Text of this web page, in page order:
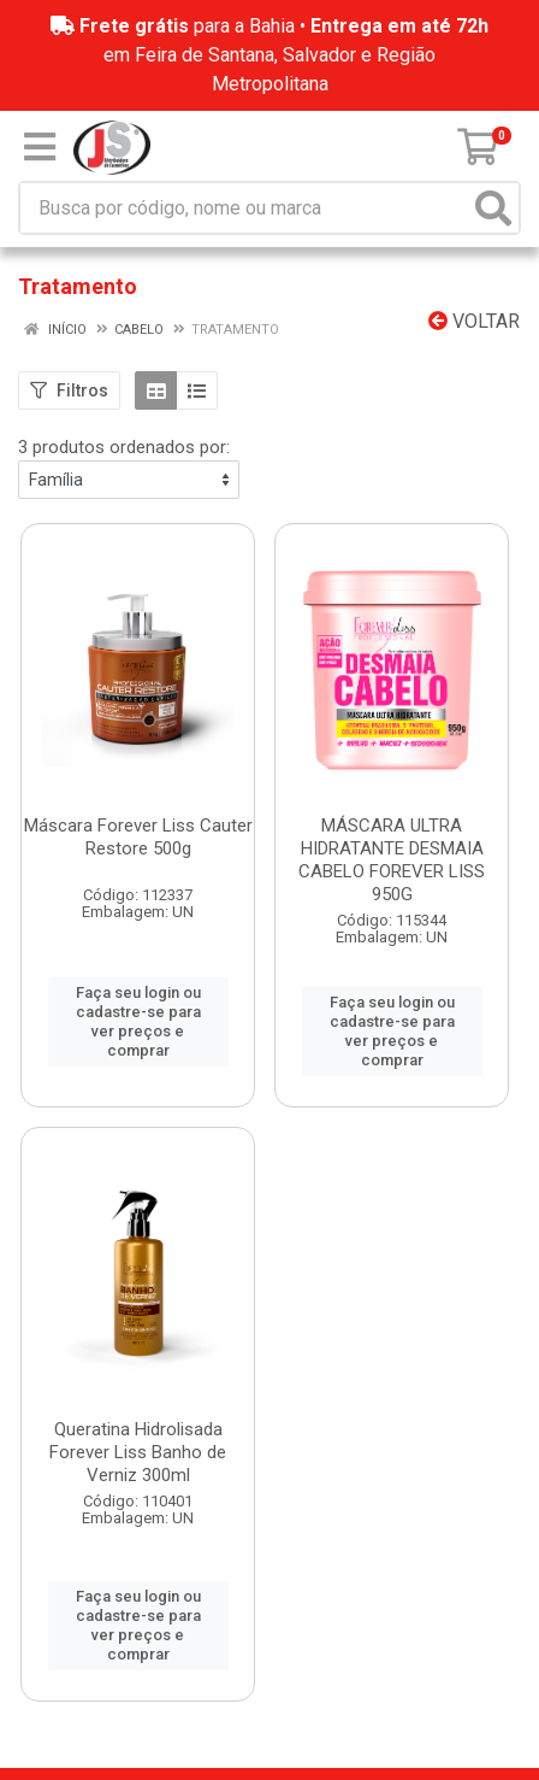
Frete grátis para a Bahia • Entrega em até 72h
em Feira de Santana, Salvador e Região
Metropolitana
0
Tratamento
VOLTAR
INÍCIO CABELO TRATAMENTO
Filtros
3 produtos ordenados por:
Máscara Forever Liss Cauter
Restore 500g
Código: 112337
Embalagem: UN
Faça seu login ou
cadastre-se para
ver preços e
comprar
MÁSCARA ULTRA
HIDRATANTE DESMAIA
CABELO FOREVER LISS
950G
Código: 115344
Embalagem: UN
Faça seu login ou
cadastre-se para
ver preços e
comprar
Queratina Hidrolisada
Forever Liss Banho de
Verniz 300ml
Código: 110401
Embalagem: UN
Faça seu login ou
cadastre-se para
ver preços e
comprar